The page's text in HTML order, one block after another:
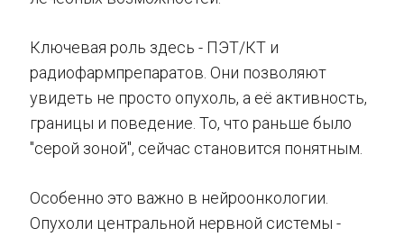
Ключевая роль здесь - ПЭТ/КТ и
радиофармпрепаратов. Они позволяют
увидеть не просто опухоль, а её активность,
границы и поведение. То, что раньше было
"серой зоной", сейчас становится понятным.
Особенно это важно в нейроонкологии.
Опухоли центральной нервной системы -